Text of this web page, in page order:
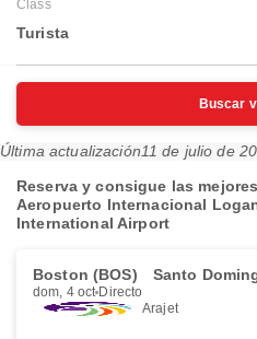
Class
Turista
Buscar
Última actualización11 de julio de
Reserva y consigue las
Aeropuerto Internacional
International Airport
Boston (BOS) Santo
dom, 4 oct Directo
Arajet